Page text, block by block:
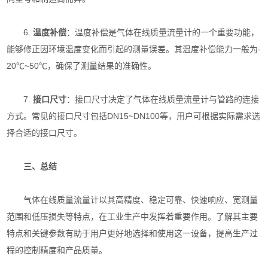
6.温度补偿：温度补偿是气体在线质量流量计的一个重要功能，
能够修正因环境温度变化而引起的测量误差。其温度补偿能力一般为-
20℃~50℃，确保了测量结果的准确性。
7.接口尺寸：接口尺寸决定了气体在线质量流量计与管路的连接
方式。常见的接口尺寸包括DN15~DN100等，用户可根据实际需求选
择合适的接口尺寸。
三、总结
气体在线质量流量计以其高精度、稳定可靠、快速响应、宽测量
范围和低压损失等特点，在工业生产中发挥着重要作用。了解其主要
特点和关键参数有助于用户更好地选择和使用这一设备，提高生产过
程的控制精度和产品质量。